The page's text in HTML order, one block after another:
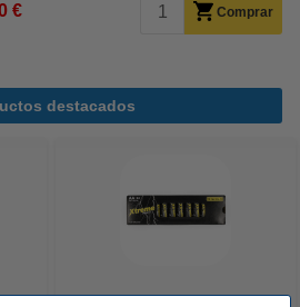
€ Comprar
destacados